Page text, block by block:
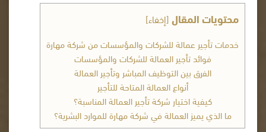
محتويات المقال[إخفاء]
خدمات تأجير عمالة للشركات والمؤسسات من شركة مهارة
فوائد تأجير العمالة للشركات والمؤسسات
الفرق بين التوظيف المباشر وتأجير العمالة
أنواع العمالة المتاحة للتأجير
كيفية اختيار شركة تأجير العمالة المناسبة؟
ما الذي يميز العمالة في شركة مهارة للموارد البشرية؟